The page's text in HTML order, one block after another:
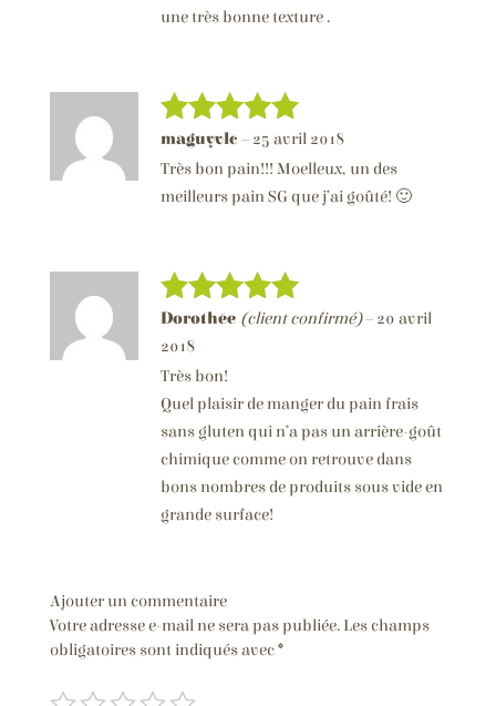
une très bonne texture .
Note5sur
5
maguyvlc – 25 avril 2018
Très bon pain!!! Moelleux, un des
meilleurs pain SG que j’ai goûté! 🙂
Note5 sur
5
Dorothée (client confirmé)– 20 avril
2018
Très bon!
Quel plaisir de manger du pain frais
sans gluten qui n’a pas un arrière-goût
chimique comme on retrouve dans
bons nombres de produits sous vide en
grande surface!
Ajouter un commentaire
Votre adresse e-mail ne sera pas publiée. Les champs
obligatoires sont indiqués avec*